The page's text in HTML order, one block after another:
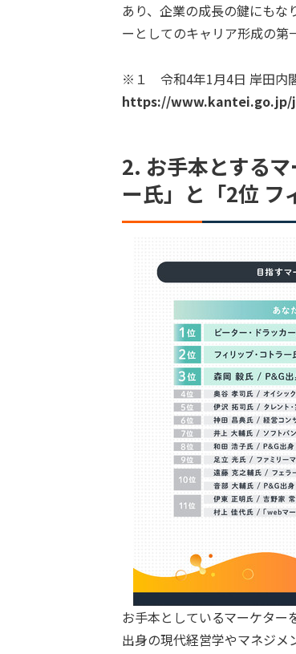
あり、企業の成長の鍵にもな
ーとしてのキャリア形成の第
※１ 令和4年1月4日 岸田内
https://www.kantei.go.jp/
2. お手本とする
ー氏」と「2位 フ
お手本としているマーケター
出身の現代経営学やマネジ